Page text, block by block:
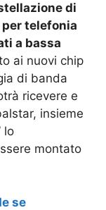
di
telefonia
a bassa
ai nuovi chip
di banda
ricevere e
insieme
lo
montato
se